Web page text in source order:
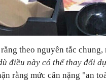
theo nguyên tắc
điều này có thể thay đổi
rằng mức cân nặng "an